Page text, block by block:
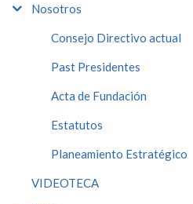
Nosotros
Consejo Directivo actual
Past Presidentes
Acta de Fundación
Estatutos
Planeamiento Estratégico
VIDEOTECA